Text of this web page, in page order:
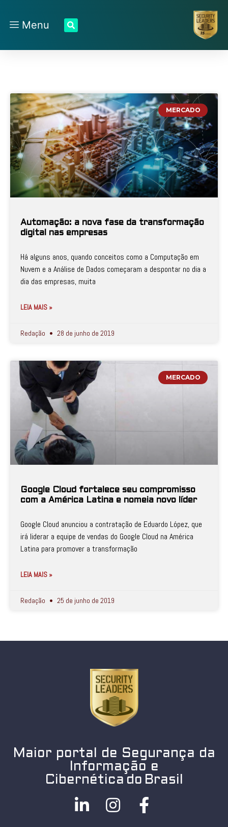
Menu
MERCADO
Automação: a nova fase da transformação
digital nas empresas
Há alguns anos, quando conceitos como a Computação em
Nuvem e a Análise de Dados começaram a despontar no dia a
dia das empresas, muita
LEIA MAIS »
Redação 28 de junho de 2019
MERCADO
Google Cloud fortalece seu compromisso
com a América Latina e nomeia novo líder
Google Cloud anunciou a contratação de Eduardo López, que
irá liderar a equipe de vendas do Google Cloud na América
Latina para promover a transformação
LEIA MAIS »
Redação 25 de junho de 2019
Maior portal de Segurança da
Informação e
Cibernética do Brasil